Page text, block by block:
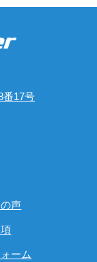
番17号
声
ーム